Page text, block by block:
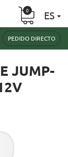
PEDIDO DIRECTO
ES
0
JUMP-